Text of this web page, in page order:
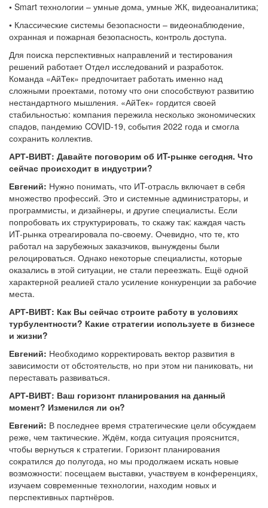
• Smart технологии – умные дома, умные ЖК, видеоаналитика;
• Классические системы безопасности – видеонаблюдение,
охранная и пожарная безопасность, контроль доступа.
Для поиска перспективных направлений и тестирования
решений работает Отдел исследований и разработок.
Команда «АйТек» предпочитает работать именно над
сложными проектами, потому что они способствуют развитию
нестандартного мышления. «АйТек» гордится своей
стабильностью: компания пережила несколько экономических
спадов, пандемию COVID-19, события 2022 года и смогла
сохранить коллектив.
АРТ-ВИВТ: Давайте поговорим об ИT-рынке сегодня. Что
сейчас происходит в индустрии?
Евгений: Нужно понимать, что ИT-отрасль включает в себя
множество профессий. Это и системные администраторы, и
программисты, и дизайнеры, и другие специалисты. Если
попробовать их структурировать, то скажу так: каждая часть
ИT-рынка отреагировала по-своему. Очевидно, что те, кто
работал на зарубежных заказчиков, вынуждены были
релоцироваться. Однако некоторые специалисты, которые
оказались в этой ситуации, не стали переезжать. Ещё одной
характерной реалией стало усиление конкуренции за рабочие
места.
АРТ-ВИВТ: Как Вы сейчас строите работу в условиях
турбулентности? Какие стратегии используете в бизнесе
и жизни?
Евгений: Необходимо корректировать вектор развития в
зависимости от обстоятельств, но при этом ни паниковать, ни
переставать развиваться.
АРТ-ВИВТ: Ваш горизонт планирования на данный
момент? Изменился ли он?
Евгений: В последнее время стратегические цели обсуждаем
реже, чем тактические. Ждём, когда ситуация прояснится,
чтобы вернуться к стратегии. Горизонт планирования
сократился до полугода, но мы продолжаем искать новые
возможности: посещаем выставки, участвуем в конференциях,
изучаем современные технологии, находим новых и
перспективных партнёров.